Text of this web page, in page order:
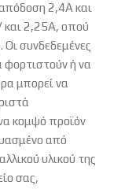
2,4A και
και 2,25A, οπού
συνδεδεμένες
ή να
μπορεί να
κομψό προϊόν
από
υλικού της
σας,